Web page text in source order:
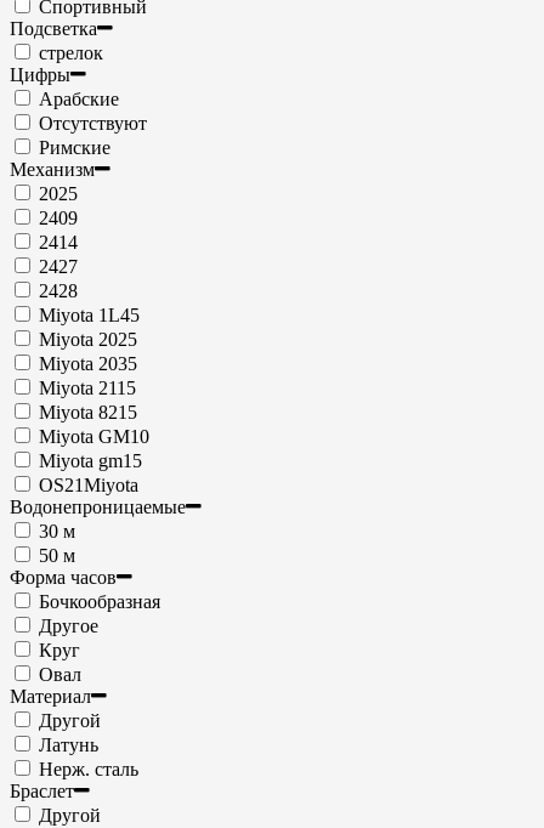
Спортивный
Подсветка
стрелок
Цифры
Арабские
Отсутствуют
Римские
Механизм
2025
2409
2414
2427
2428
Miyota 1L45
Miyota 2025
Miyota 2035
Miyota 2115
Miyota 8215
Miyota GM10
Miyota gm15
OS21Miyota
Водонепроницаемые
30 м
50 м
Форма часов
Бочкообразная
Другое
Круг
Овал
Материал
Другой
Латунь
Нерж. сталь
Браслет
Другой